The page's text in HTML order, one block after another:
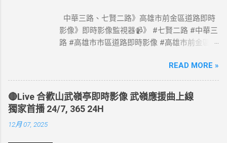
中華三路、七賢二路》高雄市前金區道路即時
影像》即時影像監視器📹》 #七賢二路 #中華三
路 #高雄市市區道路即時影像 #高雄市前金區道
READ MORE »
🔴Live 合歡山武嶺亭即時影像 武嶺應援曲上線
獨家首播 24/7, 365 24H
12月 07, 2025